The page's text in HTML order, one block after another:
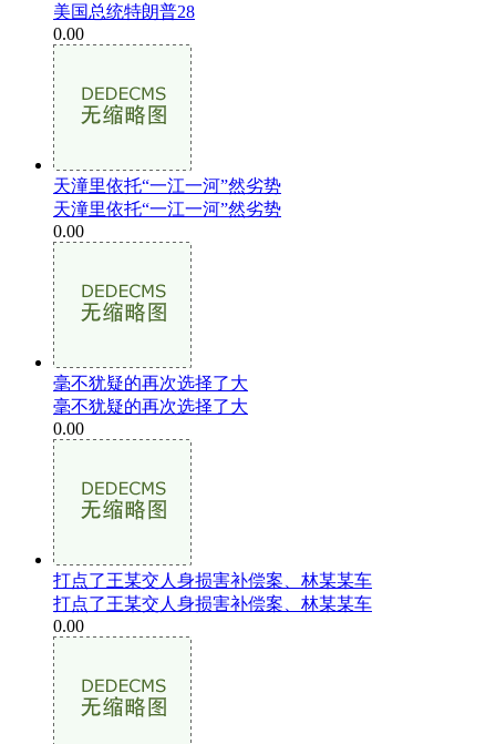
美国总统特朗普28
0.00
天潼里依托“一江一河”然劣势
天潼里依托“一江一河”然劣势
0.00
毫不犹疑的再次选择了大
毫不犹疑的再次选择了大
0.00
打点了王某交人身损害补偿案、林某某车
打点了王某交人身损害补偿案、林某某车
0.00